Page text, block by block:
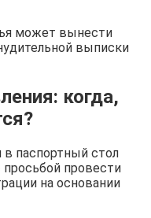
может вынести
выписки
когда,
паспортный стол
провести
на основании